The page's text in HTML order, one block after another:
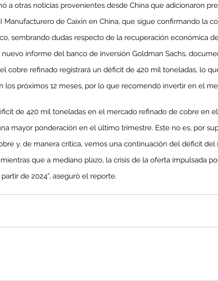
a otras noticias provenientes desde China que adicionaron
Manufacturero de Caixin en China, que sigue confirmando la
sembrando dudas respecto de la recuperación económica
informe del banco de inversión Goldman Sachs,
cobre refinado registrará un déficit de 420 mil toneladas, lo
los próximos 12 meses, por lo que recomendó invertir en el
de 420 mil toneladas en el mercado refinado de cobre en
mayor ponderación en el último trimestre. Este no es, por
y, de manera crítica, vemos una continuación del déficit del
que a mediano plazo, la crisis de la oferta impulsada
de 2024”, aseguró el reporte.